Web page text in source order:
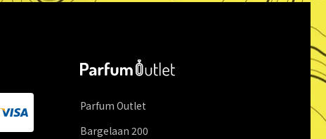
Parfum Outlet
Bargelaan 200